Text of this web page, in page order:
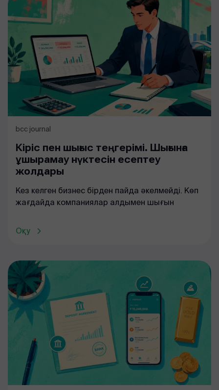
bcc journal
Кіріс пен шығыс теңгерімі. Шығынға
ұшырамау нүктесін есептеу
жолдары
Кез келген бизнес бірден пайда әкелмейді. Көп
жағдайда компаниялар алдымен шығын
Оқу